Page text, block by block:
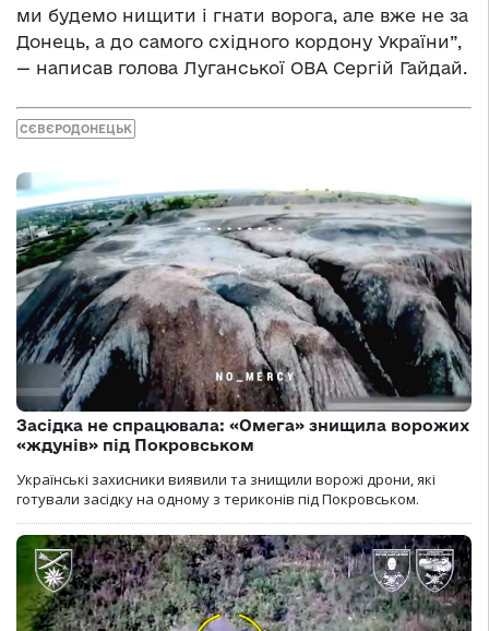
ми будемо нищити і гнати ворога, але вже не за
Донець, а до самого східного кордону України”,
— написав голова Луганської ОВА Сергій Гайдай.
СЄВЄРОДОНЕЦЬК
Засідка не спрацювала: «Омега» знищила ворожих
«ждунів» під Покровськом
Українські захисники виявили та знищили ворожі дрони, які
готували засідку на одному з териконів під Покровськом.